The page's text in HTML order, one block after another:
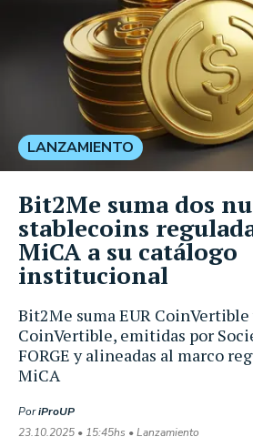
Bit2Me suma EUR CoinVertible
CoinVertible, emitidas por
FORGE y alineadas al marco
MiCA
PoriProUP
23.10.2025 • 15:45hs • Lanzamiento
LANZAMIENTO
Bit2Me suma dos
stablecoins
MiCA a su catálogo
institucional